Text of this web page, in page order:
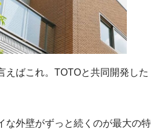
えばこれ。TOTOと共同開発した
な外壁がずっと続くのが最大の特